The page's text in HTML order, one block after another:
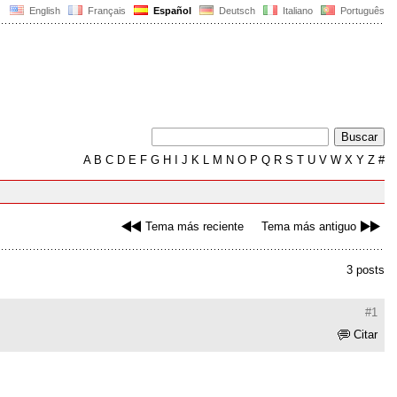
English Français Español Deutsch Italiano Português
AB C D E F G H J K L M N O P Q R S T U V W X Y Z #
Tema más reciente Tema más antiguo
3 posts
#1
Citar